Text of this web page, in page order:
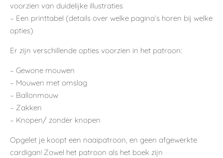
voorzien van duidelijke illustraties
– Een printtabel (details over welke pagina’s horen bij welke
opties)
Er zijn verschillende opties voorzien in het patroon:
– Gewone mouwen
– Mouwen met omslag
– Ballonmouw
– Zakken
– Knopen/ zonder knopen
Opgelet je koopt een naaipatroon, en geen afgewerkte
cardigan! Zowel het patroon als het boek zijn